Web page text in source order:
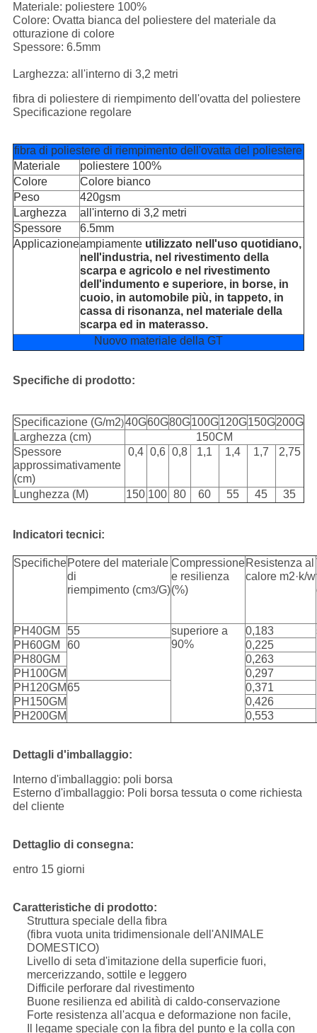
Materiale: poliestere 100%
Colore: Ovatta bianca del poliestere del materiale da
otturazione di colore
Spessore: 6.5mm
Larghezza: all'interno di 3,2 metri
fibra di poliestere di riempimento dell'ovatta del poliestere
Specificazione regolare
fibra di poliestere di riempimento dell'ovatta del poliestere
Materiale
poliestere 100%
Colore
Colore bianco
Peso
420gsm
Larghezza
all'interno di 3,2 metri
Spessore
6.5mm
Applicazioneampiamente utilizzato nell'uso quotidiano,
nell'industria, nel rivestimento della
scarpa e agricolo e nel rivestimento
dell'indumento e superiore, in borse, in
cuoio, in automobile più, in tappeto, in
cassa di risonanza, nel materiale della
scarpa ed in materasso.
Nuovo materiale della GT
Specifiche di prodotto:
Specificazione (G/m2)40G60G80G100G120G150G200G
Larghezza (cm)
150CM
Spessore
approssimativamente
(cm)
0,4 0,6 0,8 1,1 1,4 1,7 2,75
Lunghezza (M) 150 100 80 60 55 45 35
Indicatori tecnici:
SpecifichePotere del materiale
di
riempimento (cm3/G)
Compressione
e resilienza
(%)
Resistenza al
calore m2·k/w
PH40GM
55
superiore a
90%
0,183
PH60GM 60
0,225
PH80GM
0,263
PH100GM
0,297
PH120GM65
0,371
PH150GM
0,426
PH200GM
0,553
Dettagli d'imballaggio:
Interno d'imballaggio: poli borsa
Esterno d'imballaggio: Poli borsa tessuta o come richiesta
del cliente
Dettaglio di consegna:
entro 15 giorni
Caratteristiche di prodotto:
Struttura speciale della fibra
(fibra vuota unita tridimensionale dell'ANIMALE
DOMESTICO)
Livello di seta d'imitazione della superficie fuori,
mercerizzando, sottile e leggero
Difficile perforare dal rivestimento
Buone resilienza ed abilità di caldo-conservazione
Forte resistenza all'acqua e deformazione non facile,
Il legame speciale con la fibra del punto e la colla con